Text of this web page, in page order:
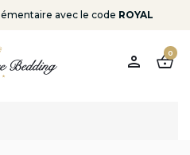
avec le code ROYAL
person shopping_basket
0